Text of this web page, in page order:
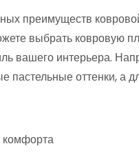
преимуществ
выбрать ковровую
вашего интерьера.
пастельные оттенки, а
комфорта